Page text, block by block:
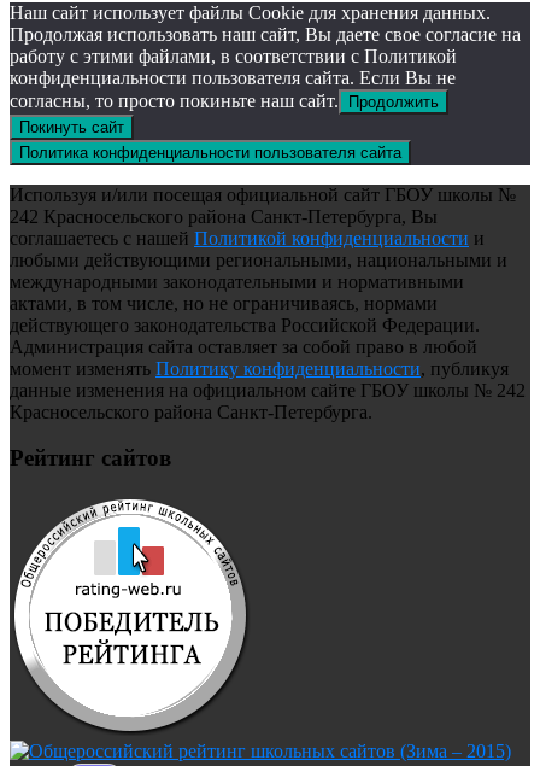
Наш сайт использует файлы Cookie для хранения данных.
Продолжая использовать наш сайт, Вы даете свое согласие на
работу с этими файлами, в соответствии с Политикой
конфиденциальности пользователя сайта. Если Вы не
согласны, то просто покиньте наш сайт.
Продолжить
Покинуть сайт
Политика конфиденциальности пользователя сайта
Используя и/или посещая официальной сайт ГБОУ школы №
242 Красносельского района Санкт-Петербурга, Вы
соглашаетесь с нашей Политикой конфиденциальности и
любыми действующими региональными, национальными и
международными законодательными и нормативными
актами, в том числе, но не ограничиваясь, нормами
действующего законодательства Российской Федерации.
Администрация сайта оставляет за собой право в любой
момент изменять Политику конфиденциальности, публикуя
данные изменения на официальном сайте ГБОУ школы № 242
Красносельского района Санкт-Петербурга.
Рейтинг сайтов